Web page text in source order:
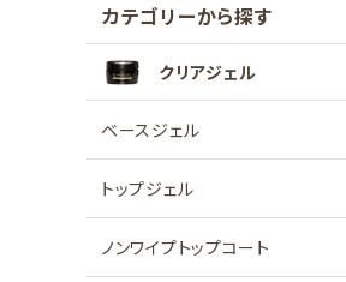
カテゴリーから探す
クリアジェル
ベースジェル
トップジェル
ノンワイプトップコート